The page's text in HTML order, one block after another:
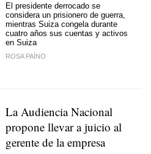
El presidente derrocado se
considera un prisionero de guerra,
mientras Suiza congela durante
cuatro años sus cuentas y activos
en Suiza
ROSA PAÍNO
La Audiencia Nacional
propone llevar a juicio al
gerente de la empresa